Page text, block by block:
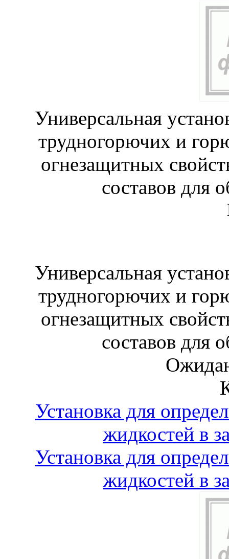
Универсальная
трудногорючих и
огнезащитных
составов для
Универсальная
трудногорючих и
огнезащитных
составов для
Установка для
жидкостей в
Установка для
жидкостей в